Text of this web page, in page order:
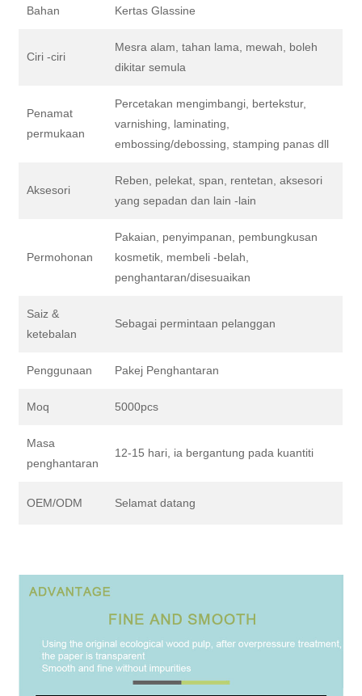
Bahan Kertas Glassine
Ciri -ciri
Mesra alam, tahan lama, mewah, boleh
dikitar semula
Penamat
permukaan
Percetakan mengimbangi, bertekstur,
varnishing, laminating,
embossing/debossing, stamping panas dll
Aksesori
Reben, pelekat, span, rentetan, aksesori
yang sepadan dan lain -lain
Permohonan
Pakaian, penyimpanan, pembungkusan
kosmetik, membeli -belah,
penghantaran/disesuaikan
Saiz &
ketebalan
Sebagai permintaan pelanggan
Penggunaan Pakej Penghantaran
Moq 5000pcs
Masa
penghantaran
12-15 hari, ia bergantung pada kuantiti
OEM/ODM Selamat datang